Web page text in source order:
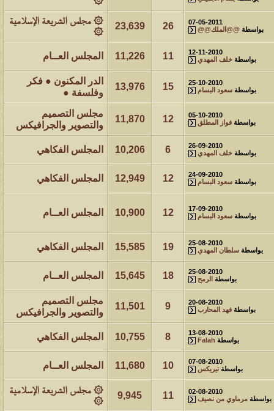
مشاركات المشاهدات
آخر مشاركة
1417
1461007 آخر رد:محمد الخضيري
مشاركات المشاهدات
آخر مشاركة
1324
640853 آخر رد:احمد جابر
المشاهدات
آخر مشاركة
408
276417 آخر رد:خلف المهدي
مشاركات المشاهدات
آخر مشاركة
17
96118 آخر رد:ابن صلفيق
07-05-2011
بواسطة @@الملك@@ 26
23,639
۞ مجلس الشريعة الإسلامية
۞
12-11-2010
بواسطة خلف المهدي 11
11,226 المجلس العــام
25-10-2010
بواسطة سعود البسام 15
13,976
الدر المكنون ● فكر
وفلسفة ●
05-10-2010
بواسطة فواز المطلق 12
11,870
مجلس التصميم
والتصوير والجرافيكس
26-09-2010
بواسطة خلف المهدي 6
10,206 المجلس الفكاهي
24-09-2010
بواسطة سعود البسام 12
12,949 المجلس الفكاهي
17-09-2010
بواسطة سعود البسام 12
10,900 المجلس العــام
25-08-2010
بواسطة سلطان المهدي 19
15,585 المجلس الفكاهي
25-08-2010
بواسطة الرمح 18
15,645 المجلس العــام
20-08-2010
بواسطة فهد المحارب 9
11,501
مجلس التصميم
والتصوير والجرافيكس
13-08-2010
بواسطة Falah
8
10,755 المجلس الفكاهي
07-08-2010
بواسطة تيريكس 10
11,680 المجلس العــام
02-08-2010
بواسطة مرماوي من نصيف 11
9,945
۞ مجلس الشريعة الإسلامية
۞